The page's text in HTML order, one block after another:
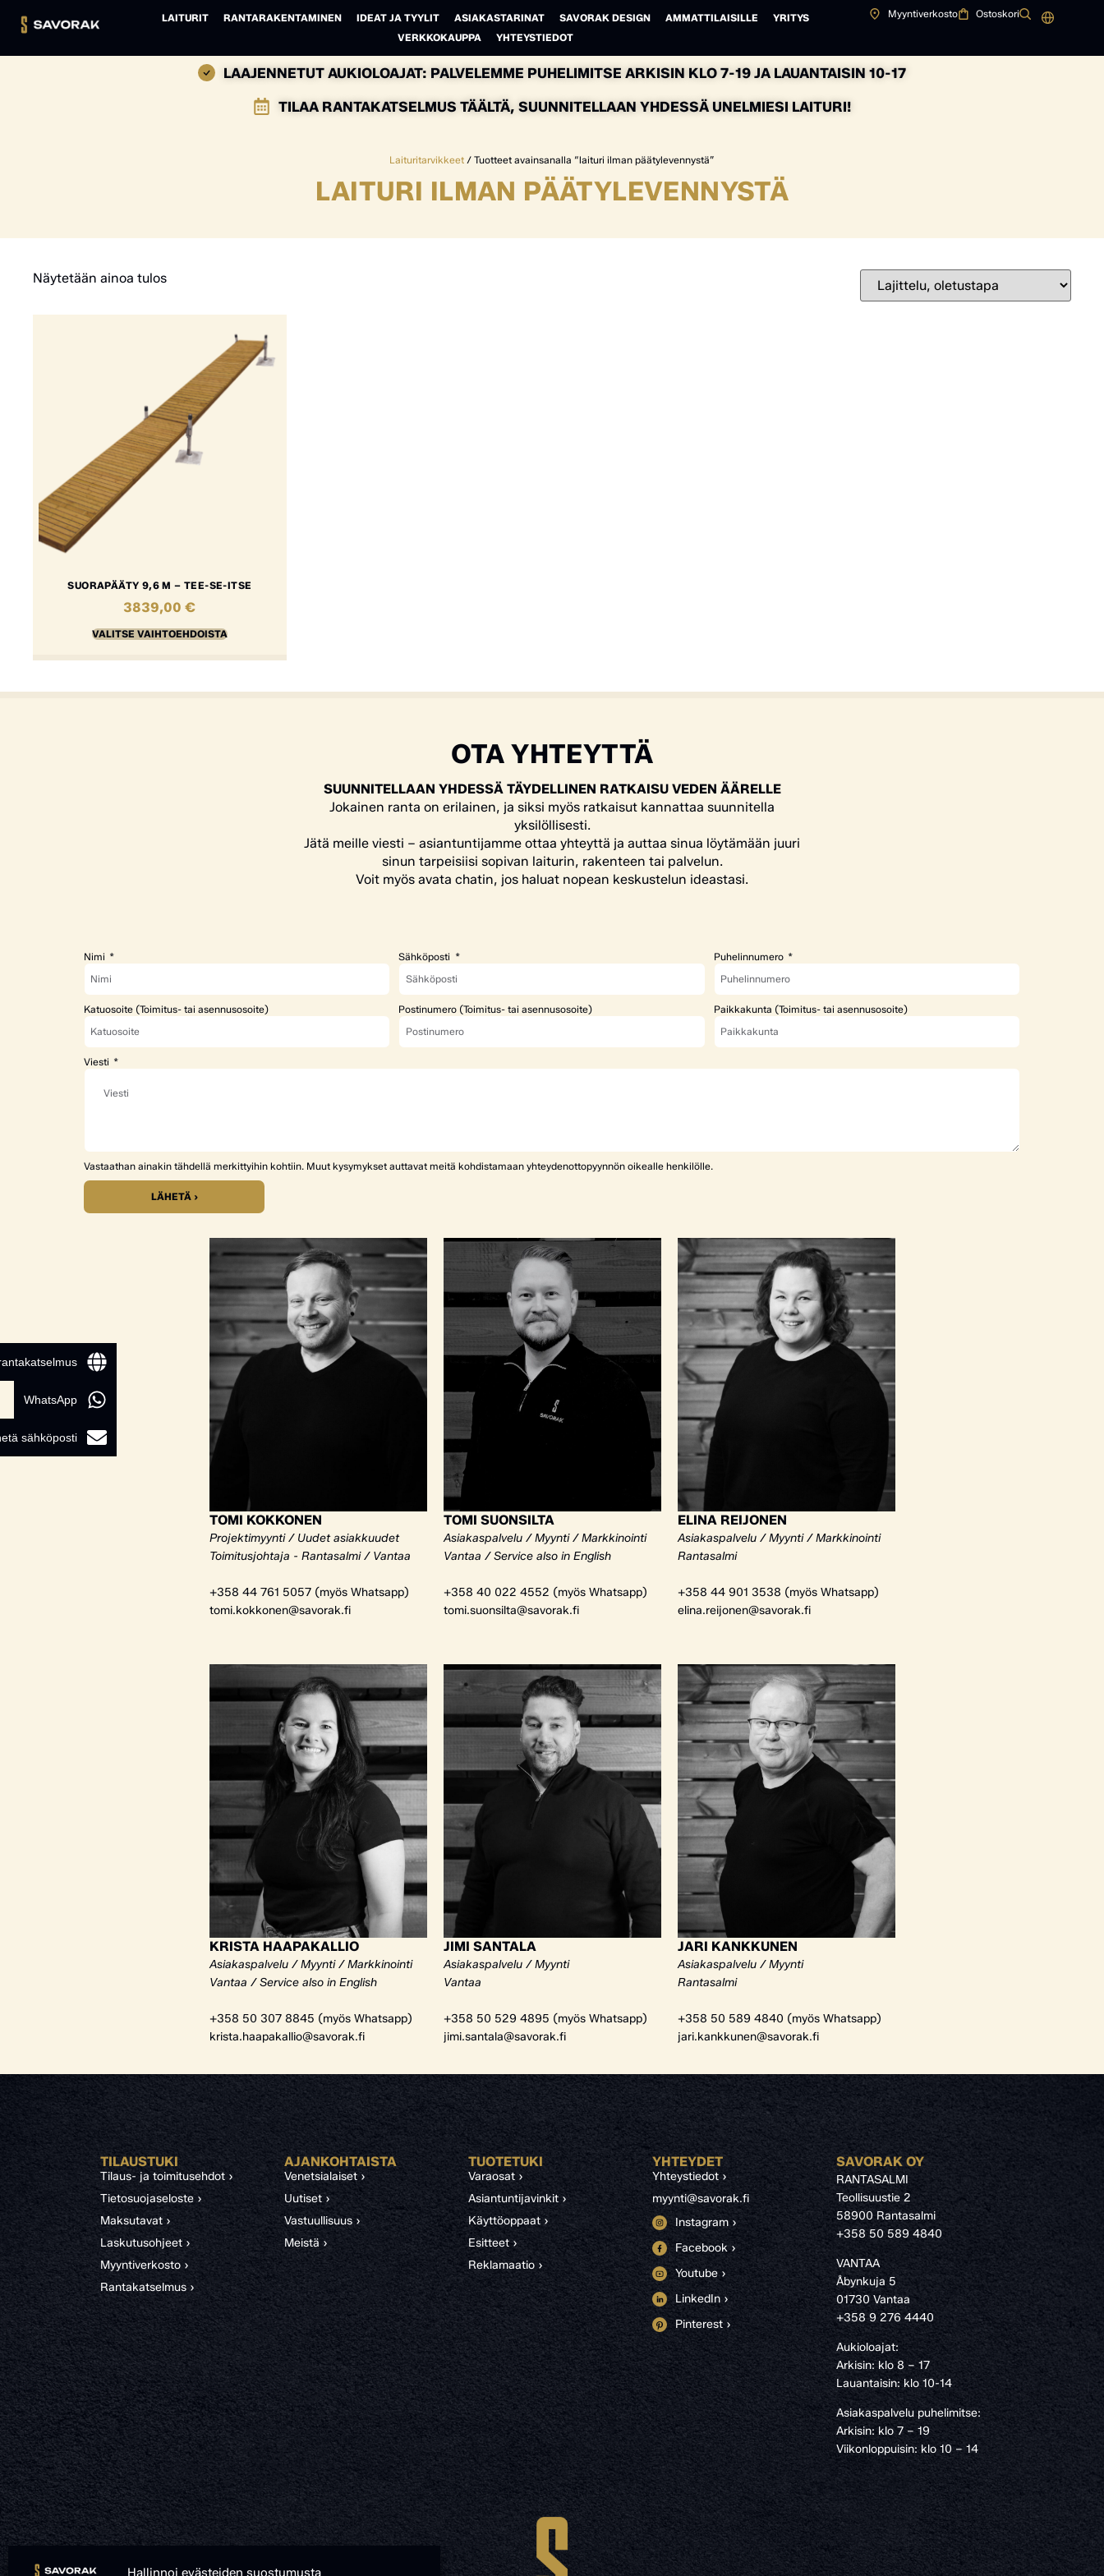
Hallinnoi evästeiden suostumusta
LAITURIT RANTARAKENTAMINEN IDEAT JA TYYLIT ASIAKASTARINAT SAVORAK DESIGN AMMATTILAISILLE
YRITYS
VERKKOKAUPPA
YHTEYSTIEDOT
Myyntiverkosto Ostoskori
LAAJENNETUT AUKIOLOAJAT: PALVELEMME PUHELIMITSE ARKISIN KLO 7-19 JA LAUANTAISIN 10-17
TILAA RANTAKATSELMUS TÄÄLTÄ, SUUNNITELLAAN YHDESSÄ UNELMIESI LAITURI!
Laituritarvikkeet / Tuotteet avainsanalla “laituri ilman päätylevennystä”
LAITURI ILMAN PÄÄTYLEVENNYSTÄ
Näytetään ainoa tulos
SUORAPÄÄTY 9,6 M – TEE-SE-ITSE
3839,00€
VALITSE VAIHTOEHDOISTA
OTA YHTEYTTÄ
SUUNNITELLAAN YHDESSÄ TÄYDELLINEN RATKAISU VEDEN ÄÄRELLE
Jokainen ranta on erilainen, ja siksi myös ratkaisut kannattaa suunnitella
yksilöllisesti.
Jätä meille viesti – asiantuntijamme ottaa yhteyttä ja auttaa sinua löytämään juuri
sinun tarpeisiisi sopivan laiturin, rakenteen tai palvelun.
Voit myös avata chatin, jos haluat nopean keskustelun ideastasi.
Nimi Sähköposti Puhelinnumero
Katuosoite (Toimitus- tai asennusosoite) Postinumero (Toimitus- tai asennusosoite) Paikkakunta (Toimitus- tai asennusosoite)
Viesti
Vastaathan ainakin tähdellä merkittyihin kohtiin. Muut kysymykset auttavat meitä kohdistamaan yhteydenottopyynnön oikealle henkilölle.
LÄHETÄ ›
TOMI KOKKONEN
Projektimyynti / Uudet asiakkuudet
Toimitusjohtaja - Rantasalmi / Vantaa
+358 44 761 5057 (myös Whatsapp)
tomi.kokkonen@savorak.fi
TOMI SUONSILTA
Asiakaspalvelu / Myynti / Markkinointi
Vantaa / Service also in English
+358 40 022 4552 (myös Whatsapp)
tomi.suonsilta@savorak.fi
ELINA REIJONEN
Asiakaspalvelu / Myynti / Markkinointi
Rantasalmi
+358 44 901 3538 (myös Whatsapp)
elina.reijonen@savorak.fi
KRISTA HAAPAKALLIO
Asiakaspalvelu / Myynti / Markkinointi
Vantaa / Service also in English
+358 50 307 8845 (myös Whatsapp)
krista.haapakallio@savorak.fi
JIMI SANTALA
Asiakaspalvelu / Myynti
Vantaa
+358 50 529 4895 (myös Whatsapp)
jimi.santala@savorak.fi
JARI KANKKUNEN
Asiakaspalvelu / Myynti
Rantasalmi
+358 50 589 4840 (myös Whatsapp)
jari.kankkunen@savorak.fi
TILAUSTUKI
Tilaus- ja toimitusehdot ›
Tietosuojaseloste ›
Maksutavat ›
Laskutusohjeet ›
Myyntiverkosto ›
Rantakatselmus ›
AJANKOHTAISTA
Venetsialaiset ›
Uutiset ›
Vastuullisuus ›
Meistä ›
TUOTETUKI
Varaosat ›
Asiantuntijavinkit ›
Käyttöoppaat ›
Esitteet ›
Reklamaatio ›
YHTEYDET
Yhteystiedot ›
myynti@savorak.fi
Instagram ›
Facebook ›
Youtube ›
LinkedIn ›
Pinterest ›
SAVORAK OY
RANTASALMI
Teollisuustie 2
58900 Rantasalmi
+358 50 589 4840
VANTAA
Åbynkuja 5
01730 Vantaa
+358 9 276 4440
Aukioloajat:
Arkisin: klo 8 – 17
Lauantaisin: klo 10-14
Asiakaspalvelu puhelimitse:
Arkisin: klo 7 – 19
Viikonloppuisin: klo 10 – 14
WhatsApp
sähköposti